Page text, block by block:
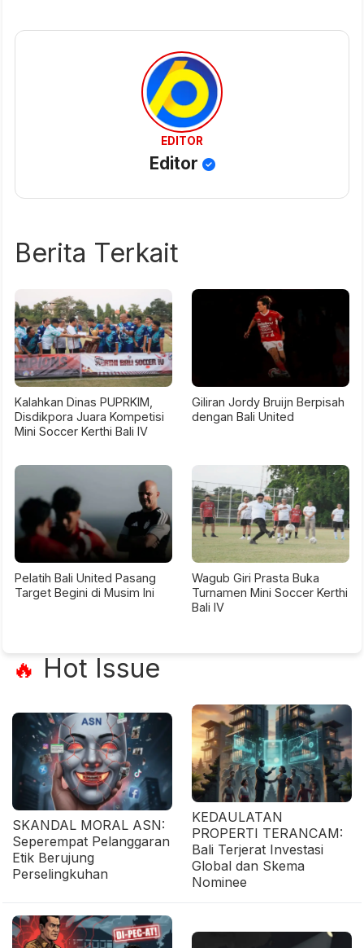
EDITOR
Editor
Berita Terkait
Kalahkan Dinas PUPRKIM,
Disdikpora Juara Kompetisi
Mini Soccer Kerthi Bali IV
Giliran Jordy Bruijn Berpisah
dengan Bali United
Pelatih Bali United Pasang
Target Begini di Musim Ini
Wagub Giri Prasta Buka
Turnamen Mini Soccer Kerthi
Bali IV
🔥 Hot Issue
SKANDAL MORAL ASN:
Seperempat Pelanggaran
Etik Berujung
Perselingkuhan
KEDAULATAN
PROPERTI TERANCAM:
Bali Terjerat Investasi
Global dan Skema
Nominee